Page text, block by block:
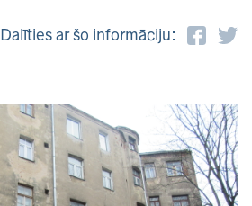
Dalīties ar šo informāciju: